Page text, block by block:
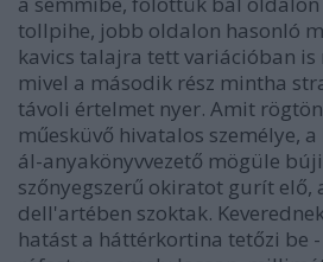
tollpihe, jobb oldalon hasonló
kavics talajra tett variációban
mivel a második rész mintha
távoli értelmet nyer. Amit
műesküvő hivatalos személye,
ál-anyakönyvvezető mögüle
szőnyegszerű okiratot gurít elő,
dell'artében szoktak.
hatást a háttérkortina tetőzi be